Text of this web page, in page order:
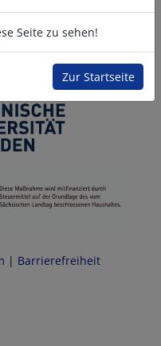
Seite zu sehen!
Zur Startseite
| Barrierefreiheit